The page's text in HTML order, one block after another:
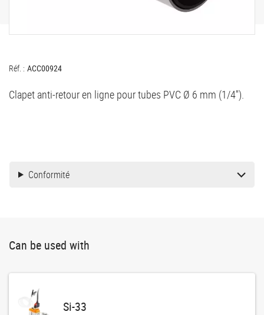
Réf. : ACC00924
Clapet anti-retour en ligne pour tubes PVC Ø 6 mm (1/4'').
Conformité
Can be used with
Si-33